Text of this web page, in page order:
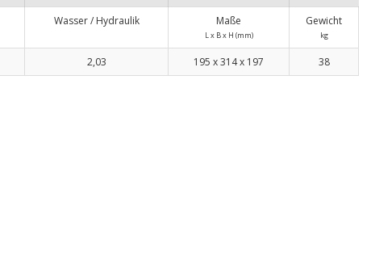
Wasser / Hydraulik Maße
L x B x H (mm)
Gewicht
kg
2,03 195 x 314 x 197 38